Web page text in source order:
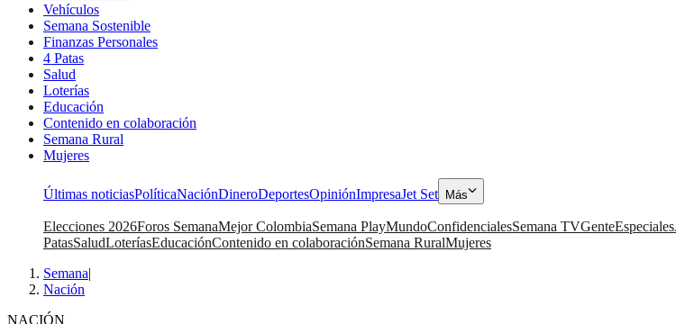
Vehículos
Semana Sostenible
Finanzas Personales
4 Patas
Salud
Loterías
Educación
Contenido en colaboración
Semana Rural
Mujeres
Últimas noticiasPolíticaNaciónDineroDeportesOpiniónImpresaJet Set Más
Elecciones 2026Foros SemanaMejor ColombiaSemana PlayMundoConfidencialesSemana TVGenteEspeciales
PatasSaludLoteríasEducaciónContenido en colaboraciónSemana RuralMujeres
Semana|
Nación
NACIÓN